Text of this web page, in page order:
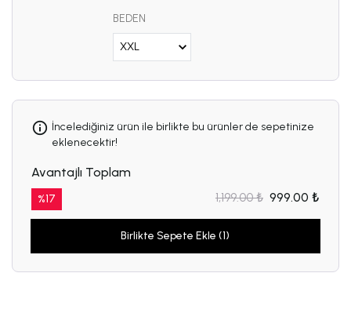
BEDEN
İncelediğiniz ürün ile birlikte bu ürünler de sepetinize
eklenecektir!
Avantajlı Toplam
%17 1,199.00 ₺ 999.00 ₺
Birlikte Sepete Ekle (1)